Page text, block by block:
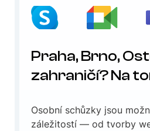
Praha, Brno,
zahraničí? Na
Osobní schůzky jsou
záležitostí — od tvorby